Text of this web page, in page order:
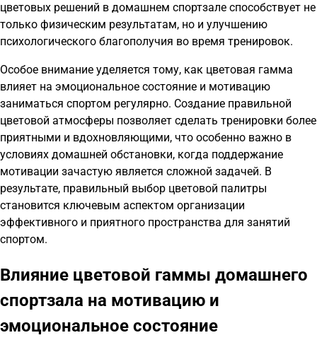
цветовых решений в домашнем спортзале способствует не
только физическим результатам, но и улучшению
психологического благополучия во время тренировок.
Особое внимание уделяется тому, как цветовая гамма
влияет на эмоциональное состояние и мотивацию
заниматься спортом регулярно. Создание правильной
цветовой атмосферы позволяет сделать тренировки более
приятными и вдохновляющими, что особенно важно в
условиях домашней обстановки, когда поддержание
мотивации зачастую является сложной задачей. В
результате, правильный выбор цветовой палитры
становится ключевым аспектом организации
эффективного и приятного пространства для занятий
спортом.
Влияние цветовой гаммы домашнего
спортзала на мотивацию и
эмоциональное состояние